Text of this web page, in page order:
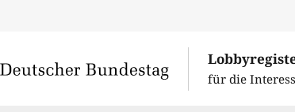
für die